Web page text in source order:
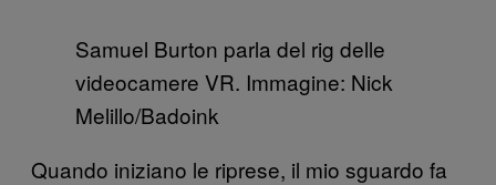
Samuel Burton parla del rig delle
videocamere VR. Immagine: Nick
Melillo/Badoink
Quando iniziano le riprese, il mio sguardo fa